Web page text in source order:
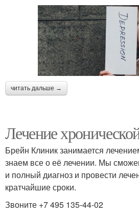
читать дальше →
Лечение
Брейн Клиник занимается
знаем все о её лечении. Мы
и полный диагноз и провести
кратчайшие сроки.
Звоните +7 495 135-44-02